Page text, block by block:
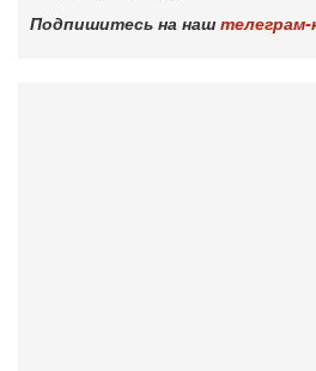
Подпишитесь на наш телеграм-